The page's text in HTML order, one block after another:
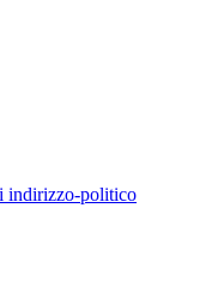
indirizzo-politico